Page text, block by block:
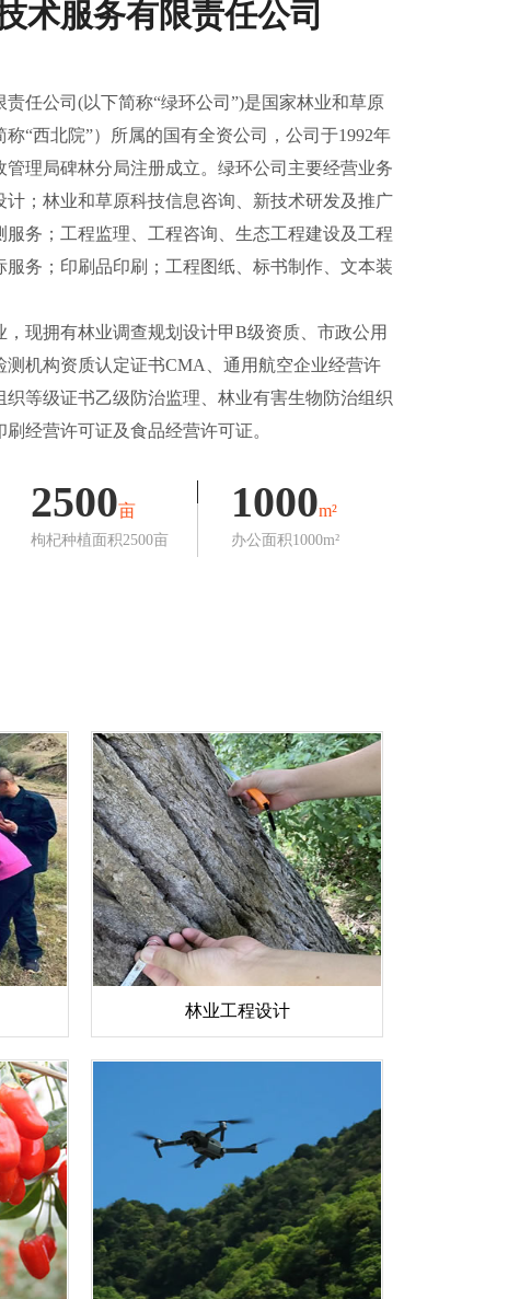
术服务有限责任公司
任公司(以下简称“绿环公司”)是国家林业和草原
“西北院”）所属的国有全资公司，公司于1992年
管理局碑林分局注册成立。绿环公司主要经营业务
；林业和草原科技信息咨询、新技术研发及推广
服务；工程监理、工程咨询、生态工程建设及工程
务；印刷品印刷；工程图纸、标书制作、文本装
现拥有林业调查规划设计甲B级资质、市政公用
测机构资质认定证书CMA、通用航空企业经营许
等级证书乙级防治监理、林业有害生物防治组织
经营许可证及食品经营许可证。
2500亩
枸杞种植面积2500亩
1000m²
办公面积1000m²
林业工程设计